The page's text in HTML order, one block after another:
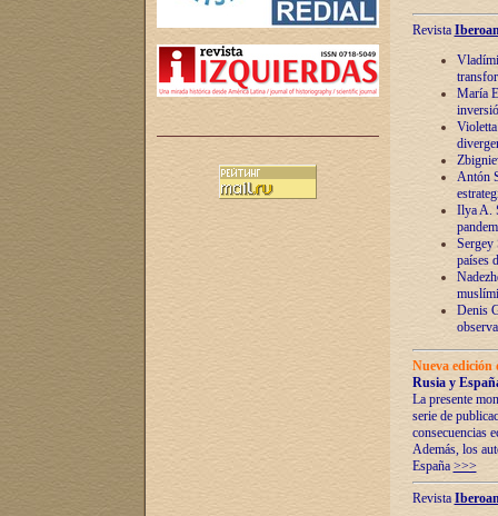
Revista
María
Antón
Ilya A.
Sergey
países
Denis
Nueva
Rusia y
La presente
serie de
consecuencias
Además, los
España >>>
Revista